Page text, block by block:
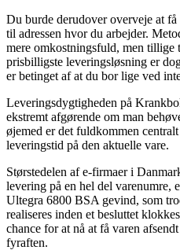
Du burde derudover overveje at
til adressen hvor du arbejder.
mere omkostningsfuld, men tillige
prisbilligste leveringsløsning er
er betinget af at du bor lige ved
Leveringsdygtigheden på
ekstremt afgørende om man
øjemed er det fuldkommen
leveringstid på den aktuelle vare.
Størstedelen af e-firmaer i
levering på en hel del varenumre,
Ultegra 6800 BSA gevind, som
realiseres inden et besluttet
chance for at nå at få varen
fyraften.